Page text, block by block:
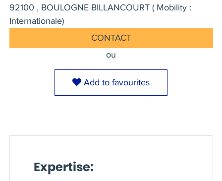
92100 , BOULOGNE BILLANCOURT ( Mobility :
Internationale)
CONTACT
ou
Add to favourites
Expertise: